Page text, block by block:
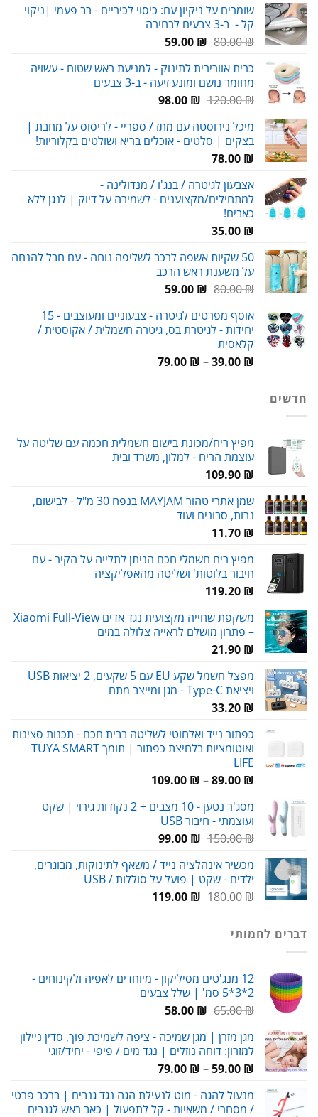
שומרים על ניקיון עם: כיסוי לכיריים - רב פעמי |ניקוי
קל - ב-3 צבעים לבחירה
80.00₪
המחיר
היה:
80.00 ₪.
59.00 ₪
המחיר
הוא:
59.00 ₪.
כרית אוורירית לתינוק - למניעת ראש שטוח - עשויה
מחומר נושם ומונע זיעה - ב-3 צבעים
120.00₪
המחיר
היה:
120.00 ₪.
98.00 ₪
המחיר
הוא:
98.00 ₪.
מיכל נירוסטה עם מתז / ספריי - לריסוס על מחבת |
בצקים | סלטים - אוכלים בריא ושולטים בקלוריות!
78.00 ₪
אצבעון לגיטרה / בנג'ו / מנדולינה -
למתחילים/מקצוענים - לשמירה על דיוק | לנגן ללא
כאבים!
35.00 ₪
50 שקיות אשפה לרכב לשליפה נוחה - עם חבל להנחה
על משענת ראש הרכב
80.00₪
המחיר
היה:
80.00 ₪.
59.00 ₪
המחיר
הוא:
59.00 ₪.
אוסף מפרטים לגיטרה - צבעוניים ומעוצבים - 15
יחידות - לגיטרת בס, גיטרה חשמלית / אקוסטית /
קלאסית
39.00 ₪
–
79.00 ₪
טווח
חדשים
מפיץ ריח/מכונת בישום חשמלית חכמה עם שליטה על
עוצמת הריח - למלון, משרד ובית
109.90 ₪
שמן אתרי טהור MAYJAM בנפח 30 מ"ל - לבישום,
נרות, סבונים ועוד
11.70 ₪
מפיץ ריח חשמלי חכם הניתן לתלייה על הקיר - עם
חיבור בלוטות' ושליטה מהאפליקציה
119.20 ₪
משקפת שחייה מקצועית נגד אדים Xiaomi Full-View
– פתרון מושלם לראייה צלולה במים
21.90 ₪
מפצל חשמל שקע EU עם 5 שקעים, 2 יציאות USB
ויציאת Type-C - מגן ומייצב מתח
33.20 ₪
כפתור נייד ואלחוטי לשליטה בבית חכם - תכנות סצינות
ואוטומציות בלחיצת כפתור | תומך TUYA SMART
LIFE
89.00 ₪
–
109.00 ₪
מסג'ר נטען - 10 מצבים + 2 נקודות גירוי | שקט
ועוצמתי - חיבור USB
150.00₪
המחיר
היה:
150.00 ₪.
99.00 ₪
המחיר
הוא:
99.00 ₪.
מכשיר אינהלציה נייד / משאף לתינוקות, מבוגרים,
ילדים - שקט | פועל על סוללות / USB
180.00₪
המחיר119.00 ₪
המחיר
דברים לחמותי
12 מנג'טים מסיליקון - מיוחדים לאפיה ולקינוחים -
2*3*5 סמ' | שלל צבעים
65.00₪
המחיר
היה:
65.00 ₪.
58.00 ₪
המחיר
הוא:
58.00 ₪.
מגן מזרן | מגן שמיכה - ציפה לשמיכת פוך, סדין ניילון
למזרון: דוחה נוזלים | נגד מים / פיפי - יחיד/זוגי
59.00 ₪
–
79.00 ₪
טווח
עד
מנעול להגה - מוט לנעילת הגה נגד גנבים | ברכב פרטי
/ מסחרי / משאיות - קל לתפעול | כאב ראש לגנבים